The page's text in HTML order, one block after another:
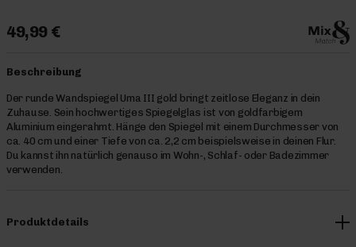
49,99 €
Beschreibung
Der runde Wandspiegel Uma III gold bringt zeitlose Eleganz in dein
Zuhause. Sein hochwertiges Spiegelglas ist von goldfarbigem
Aluminium eingerahmt. Hänge den Spiegel mit einem Durchmesser von
ca. 40 cm und einer Tiefe von ca. 2,2 cm beispielsweise in deinen Flur.
Du kannst ihn natürlich genauso im Wohn-, Schlaf- oder Badezimmer
verwenden.
Produktdetails